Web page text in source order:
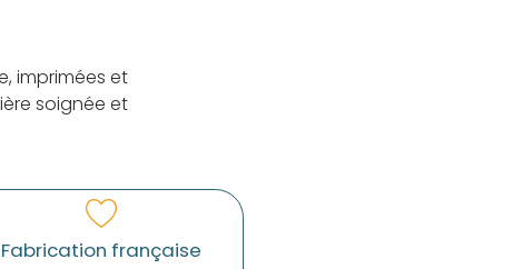
imprimées et
soignée et
Fabrication française